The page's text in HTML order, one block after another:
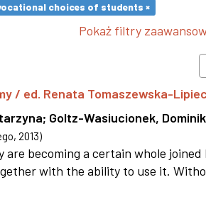
choices of students ×
Pokaż filtry
/ ed. Renata Tomaszewska-Lipiec
; Goltz-Wasiucionek,
, 2013)
becoming a certain whole joined
with the ability to use it.